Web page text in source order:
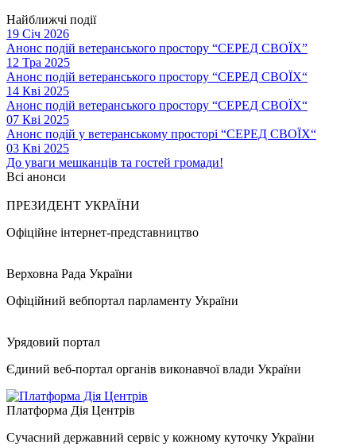
Найближчі події
19 Січ 2026
Анонс подій ветеранського простору “СЕРЕД СВОЇХ”
12 Тра 2025
Анонс подій ветеранського простору “СЕРЕД СВОЇХ“
14 Кві 2025
Анонс подій ветеранського простору “СЕРЕД СВОЇХ“
07 Кві 2025
Анонс подій у ветеранському просторі “СЕРЕД СВОЇХ“
03 Кві 2025
До уваги мешканців та гостей громади!
Всі анонси
ПРЕЗИДЕНТ УКРАЇНИ
Офіційне інтернет-представництво
Верховна Рада України
Офіційний вебпортал парламенту України
Урядовий портал
Єдиний веб-портал органів виконавчої влади України
Платформа Дія Центрів
Сучасний державний сервіс у кожному куточку України